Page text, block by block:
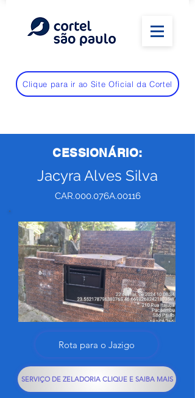
Clique para ir ao Site Oficial da Cortel
CESSIONÁRIO:
Jacyra Alves Silva
CAR.000.076A.00116
Rota para o Jazigo
SERVIÇO DE ZELADORIA CLIQUE E SAIBA MAIS